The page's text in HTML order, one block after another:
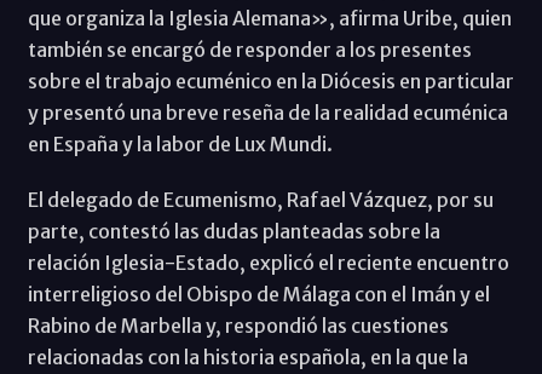
que organiza la Iglesia Alemana», afirma Uribe, quien
también se encargó de responder a los presentes
sobre el trabajo ecuménico en la Diócesis en particular
y presentó una breve reseña de la realidad ecuménica
en España y la labor de Lux Mundi.
El delegado de Ecumenismo, Rafael Vázquez, por su
parte, contestó las dudas planteadas sobre la
relación Iglesia-Estado, explicó el reciente encuentro
interreligioso del Obispo de Málaga con el Imán y el
Rabino de Marbella y, respondió las cuestiones
relacionadas con la historia española, en la que la